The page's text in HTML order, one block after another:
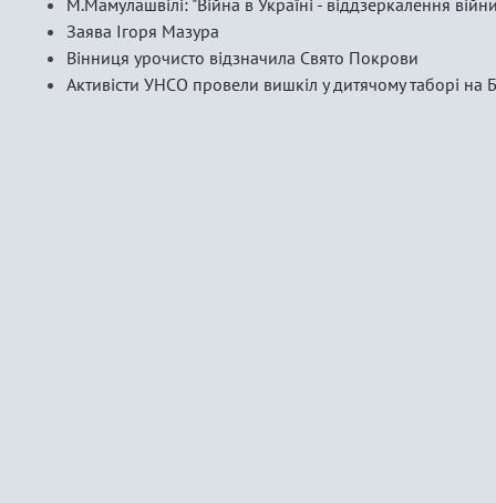
М.Мамулашвілі: "Війна в Україні - віддзеркалення війни
Заява Ігоря Мазура
Вінниця урочисто відзначила Свято Покрови
Активісти УНСО провели вишкіл у дитячому таборі на